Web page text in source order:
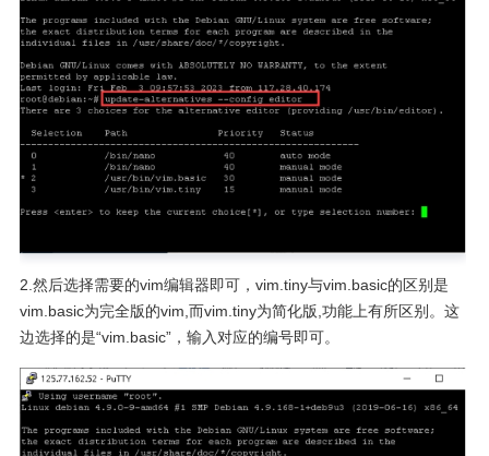
2.然后选择需要的vim编辑器即可，vim.tiny与vim.basic的区别是
vim.basic为完全版的vim,而vim.tiny为简化版,功能上有所区别。这
边选择的是“vim.basic”，输入对应的编号即可。